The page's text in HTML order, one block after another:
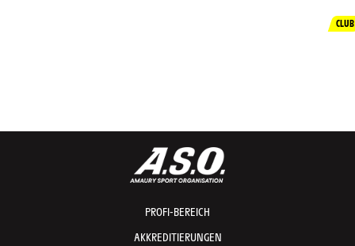
CLUB
PROFI-BEREICH
AKKREDITIERUNGEN